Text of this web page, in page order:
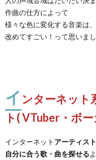
作曲の仕方によって
様々な色に変化する音楽は、
改めてすごい！って思いまし
イ ンターネット
ト( VTuber・ボ
インターネット アーティス
自分に合う歌・曲を探せる